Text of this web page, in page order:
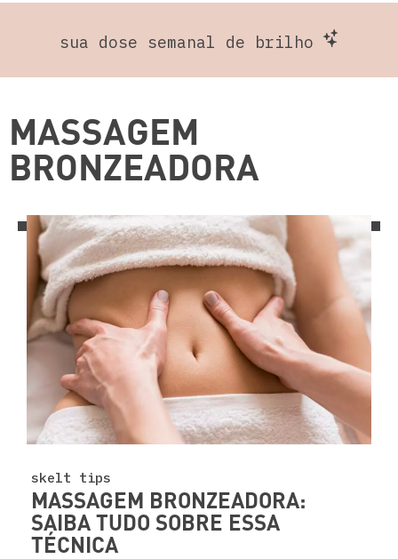
sua dose semanal de brilho
MASSAGEM
BRONZEADORA
skelt tips
MASSAGEM BRONZEADORA:
SAIBA TUDO SOBRE ESSA
TÉCNICA